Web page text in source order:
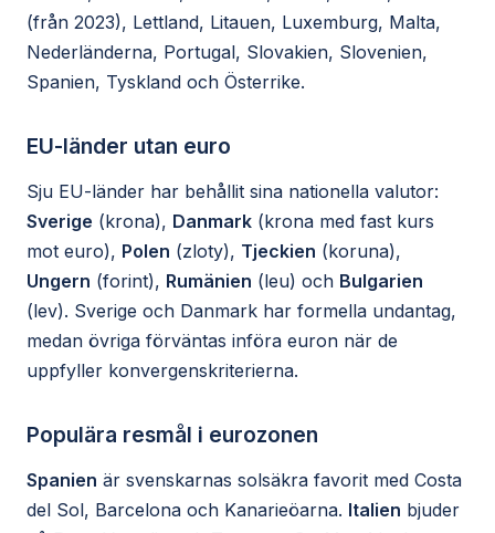
(från 2023), Lettland, Litauen, Luxemburg, Malta,
Nederländerna, Portugal, Slovakien, Slovenien,
Spanien, Tyskland och Österrike.
EU-länder utan euro
Sju EU-länder har behållit sina nationella valutor:
Sverige (krona), Danmark (krona med fast kurs
mot euro), Polen (zloty), Tjeckien (koruna),
Ungern (forint), Rumänien (leu) och Bulgarien
(lev). Sverige och Danmark har formella undantag,
medan övriga förväntas införa euron när de
uppfyller konvergenskriterierna.
Populära resmål i eurozonen
Spanien är svenskarnas solsäkra favorit med Costa
del Sol, Barcelona och Kanarieöarna. Italien bjuder